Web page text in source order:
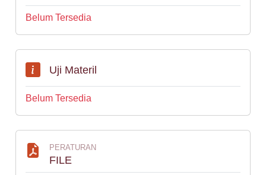
Belum Tersedia
Uji Materil
Belum Tersedia
PERATURAN
FILE